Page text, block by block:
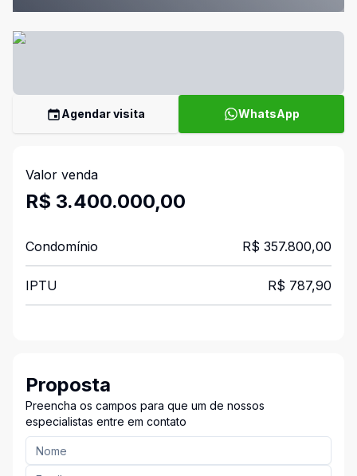
Agendar visita WhatsApp
Valor venda
R$ 3.400.000,00
Condomínio R$ 357.800,00
IPTU R$ 787,90
Proposta
Preencha os campos para que um de nossos
especialistas entre em contato